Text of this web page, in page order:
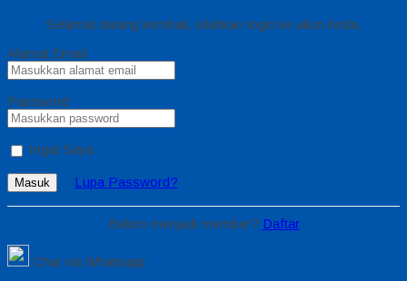
Selamat datang kembali, silahkan login ke akun Anda.
Alamat Email
Password
Ingat Saya
Masuk Lupa Password?
Belum menjadi member? Daftar
Chat via Whatsapp